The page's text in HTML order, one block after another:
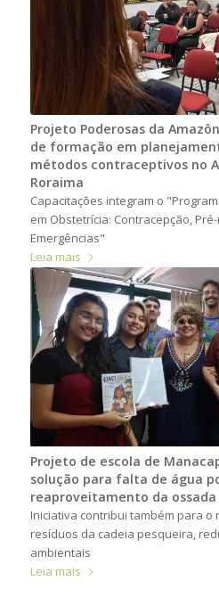
Projeto Poderosas da
de formação em
métodos contraceptivos no
Roraima
Capacitações integram o
em Obstetrícia: Contracepção,
Emergências"
Leia mais
Projeto de escola de
solução para falta de água
reaproveitamento da
Iniciativa contribui também para
resíduos da cadeia pesqueira,
ambientais
Leia mais